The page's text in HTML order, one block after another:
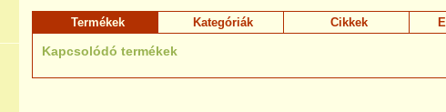
Termékek Kategóriák Cikkek
Kapcsolódó termékek